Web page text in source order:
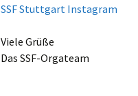
SSF Stuttgart Instagram
Viele Grüße
Das SSF-Orgateam